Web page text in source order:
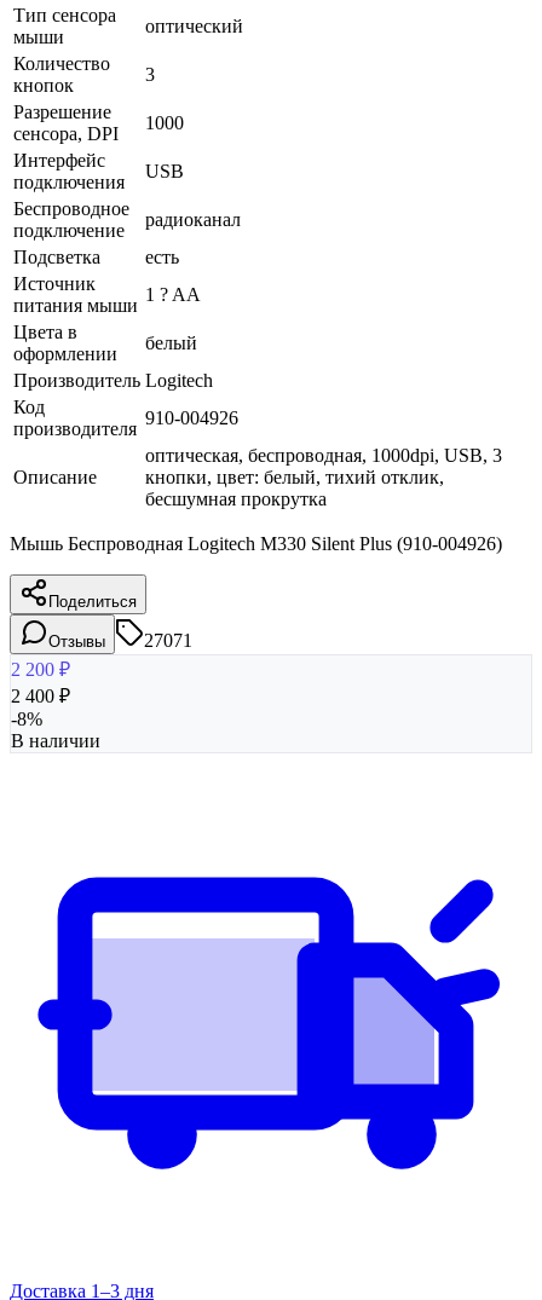
Тип сенсора
мыши
оптический
Количество
кнопок
3
Разрешение
сенсора, DPI
1000
Интерфейс
подключения
USB
Беспроводное
подключение
радиоканал
Подсветка
есть
Источник
питания мыши
1 ? AA
Цвета в
оформлении
белый
Производитель Logitech
Код
производителя
910-004926
Описание
оптическая, беспроводная, 1000dpi, USB, 3
кнопки, цвет: белый, тихий отклик,
бесшумная прокрутка
Мышь Беспроводная Logitech M330 Silent Plus (910-004926)
Поделиться
Отзывы
27071
2 200 ₽
2 400 ₽
-8%
В наличии
Доставка 1–3 дня